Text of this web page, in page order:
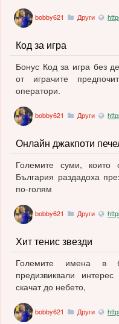
Код за игра
bobby621 Други
Бонус Код за игра без
от играчите
оператори.
Онлайн джакпоти
bobby621 Други
Големите суми,
България раздадоха
по-голям
Хит тенис звезди
bobby621 Други
Големите имена в
предизвиквали
скачат до небето,
bobby621 Други